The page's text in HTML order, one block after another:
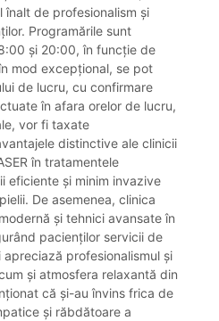
de profesionalism și
Programările sunt
și 20:00, în funcție de
mod excepțional, se pot
de lucru, cu confirmare
în afara orelor de lucru,
vor fi taxate
distinctive ale clinicii
în tratamentele
eficiente și minim invazive
De asemenea, clinica
și tehnici avansate în
pacienților servicii de
profesionalismul și
și atmosfera relaxantă din
că și-au învins frica de
și răbdătoare a